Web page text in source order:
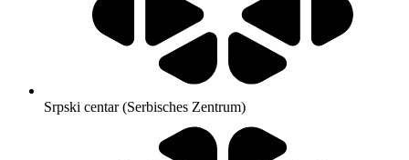
Srpski centar (Serbisches Zentrum)